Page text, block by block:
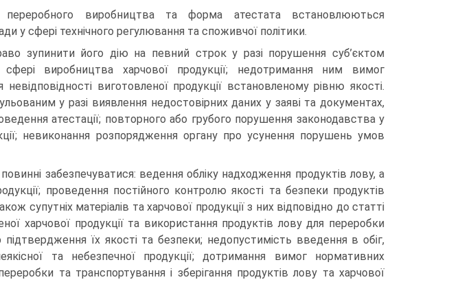
переробного виробництва та форма атестата встановлюються
у сфері технічного регулювання та споживчої політики.
зупинити його дію на певний строк у разі порушення суб’єктом
виробництва харчової продукції; недотримання ним вимог
виготовленої продукції встановленому рівню якості.
у разі виявлення недостовірних даних у заяві та документах,
атестації; повторного або грубого порушення законодавства у
невиконання розпорядження органу про усунення порушень умов
забезпечуватися: ведення обліку надходження продуктів лову, а
проведення постійного контролю якості та безпеки продуктів
супутніх матеріалів та харчової продукції з них відповідно до статті
харчової продукції та використання продуктів лову для переробки
їх якості та безпеки; недопустимість введення в обіг,
та небезпечної продукції; дотримання вимог нормативних
та транспортування і зберігання продуктів лову та харчової